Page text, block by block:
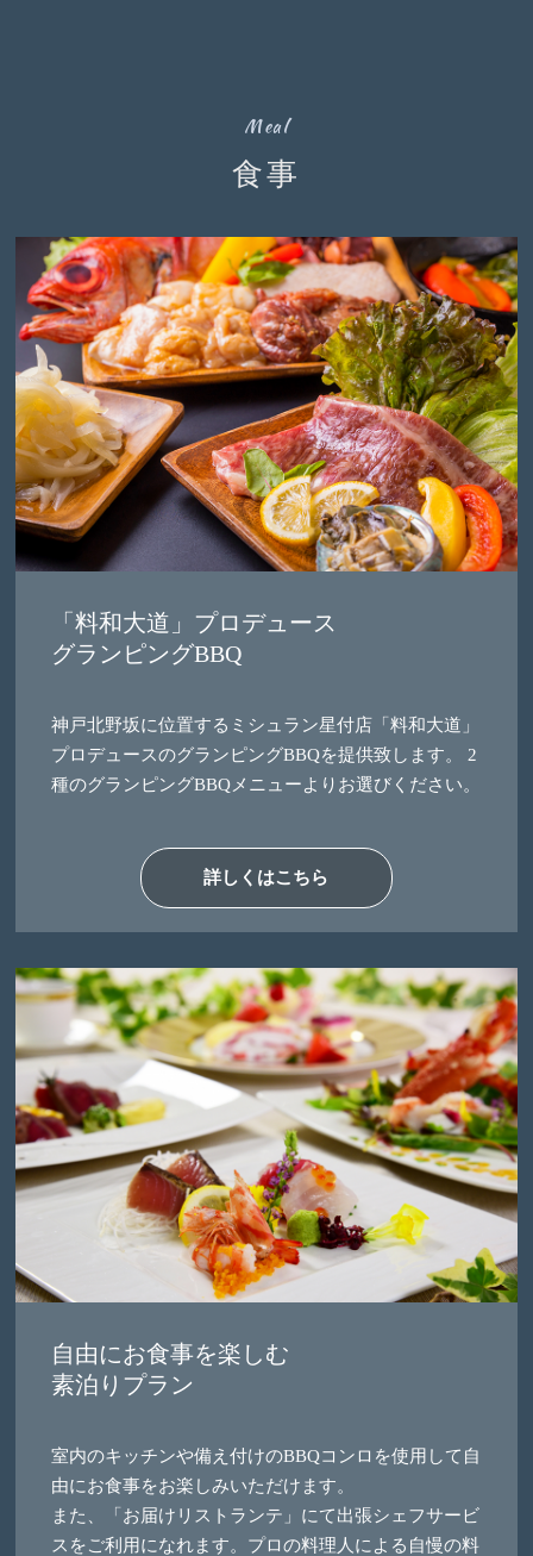
Meal
食事
「料和大道」プロデュース
グランピングBBQ
神戸北野坂に位置するミシュラン星付店「料和大道」
プロデュースのグランピングBBQを提供致します。 2
種のグランピングBBQメニューよりお選びください。
詳しくはこちら
自由にお食事を楽しむ
素泊りプラン
室内のキッチンや備え付けのBBQコンロを使用して自
由にお食事をお楽しみいただけます。
また、「お届けリストランテ」にて出張シェフサービ
スをご利用になれます。プロの料理人による自慢の料